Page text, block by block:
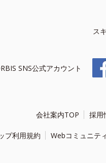
ス
SNS公式アカウント
会社案内TOP 採用
プ利用規約 Webコミュニテ